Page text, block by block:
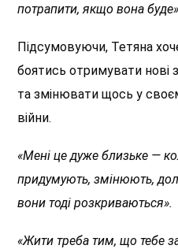
потрапити, якщо вона
Підсумовуючи, Тетяна
боятись отримувати нові
та змінювати щось у
війни.
«Мені це дуже близьке —
придумують, змінюють,
вони тоді розкриваються».
«Жити треба тим, що тебе